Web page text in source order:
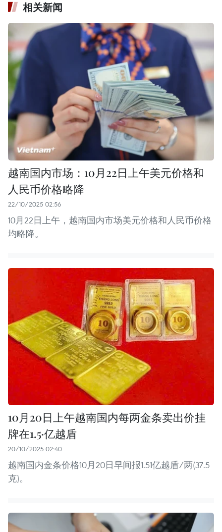
相关新闻
越南国内市场：10月22日上午美元价格和
人民币价格略降
22/10/2025 02:56
10月22日上午，越南国内市场美元价格和人民币价格
均略降。
10月20日上午越南国内每两金条卖出价挂
牌在1.5·亿越盾
20/10/2025 02:40
越南国内金条价格10月20日早间报1.51亿越盾/两(37.5
克)。